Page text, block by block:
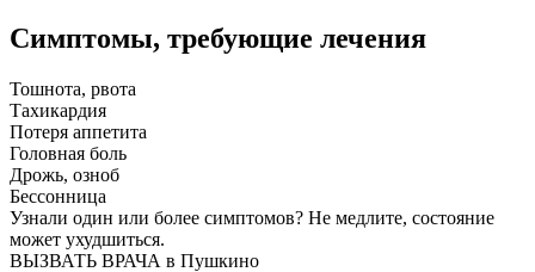
Симптомы, требующие лечения
Тошнота, рвота
Тахикардия
Потеря аппетита
Головная боль
Дрожь, озноб
Бессонница
Узнали один или более симптомов? Не медлите, состояние
может ухудшиться.
ВЫЗВАТЬ ВРАЧА в Пушкино